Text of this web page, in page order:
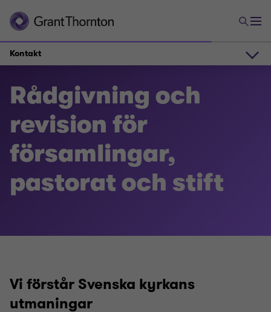
Ideell sektor
Rådgivning och
revision för
församlingar,
pastorat och stift
Kontakt
Så kan vi hjälpa er
Kontakt
Vi förstår Svenska kyrkans
utmaningar